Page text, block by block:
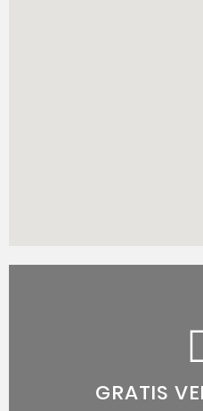
GRATIS
Unieke
vergezeld van een